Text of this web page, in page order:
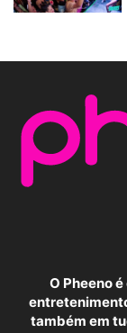
O Pheeno
também em